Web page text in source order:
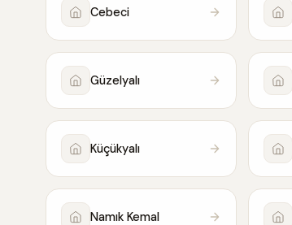
Cebeci
Güzelyalı
Küçükyalı
Namık Kemal